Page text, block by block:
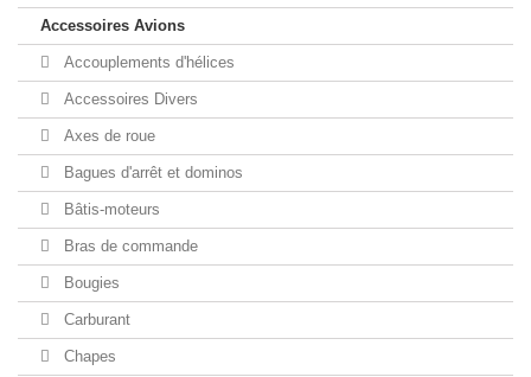
Accessoires Avions
Accouplements d'hélices
Accessoires Divers
Axes de roue
Bagues d'arrêt et dominos
Bâtis-moteurs
Bras de commande
Bougies
Carburant
Chapes